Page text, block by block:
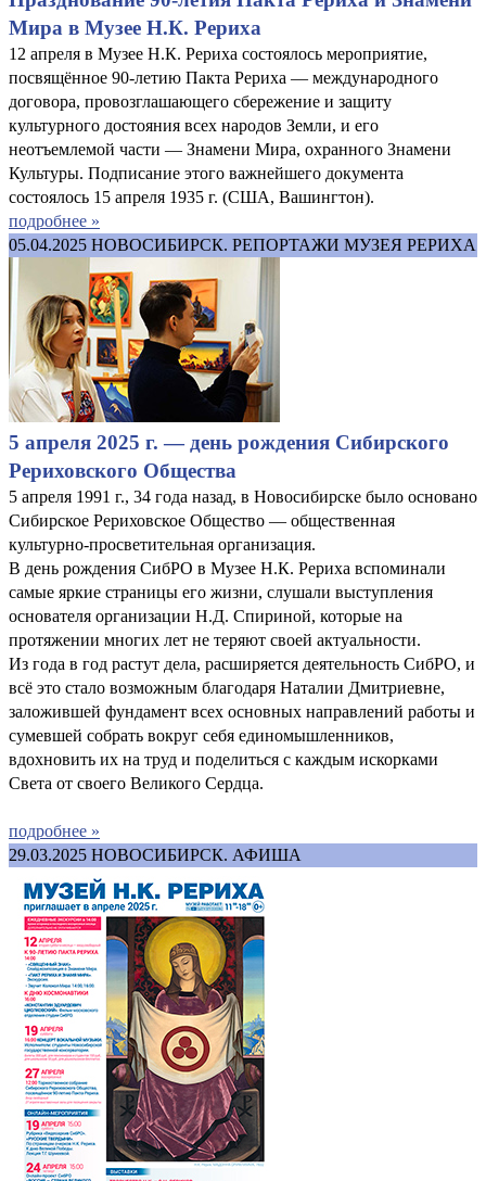
Мира в Музее Н.К. Рериха
12 апреля в Музее Н.К. Рериха состоялось мероприятие,
посвящённое 90-летию Пакта Рериха — международного
договора, провозглашающего сбережение и защиту
культурного достояния всех народов Земли, и его
неотъемлемой части — Знамени Мира, охранного Знамени
Культуры. Подписание этого важнейшего документа
состоялось 15 апреля 1935 г. (США, Вашингтон).
подробнее »
05.04.2025 НОВОСИБИРСК. РЕПОРТАЖИ МУЗЕЯ РЕРИХА
5 апреля 2025 г. — день рождения Сибирского
Рериховского Общества
5 апреля 1991 г., 34 года назад, в Новосибирске было основано
Сибирское Рериховское Общество — общественная
культурно-просветительная организация.
В день рождения СибРО в Музее Н.К. Рериха вспоминали
самые яркие страницы его жизни, слушали выступления
основателя организации Н.Д. Спириной, которые на
протяжении многих лет не теряют своей актуальности.
Из года в год растут дела, расширяется деятельность СибРО, и
всё это стало возможным благодаря Наталии Дмитриевне,
заложившей фундамент всех основных направлений работы и
сумевшей собрать вокруг себя единомышленников,
вдохновить их на труд и поделиться с каждым искорками
Света от своего Великого Сердца.
подробнее »
29.03.2025 НОВОСИБИРСК. АФИША